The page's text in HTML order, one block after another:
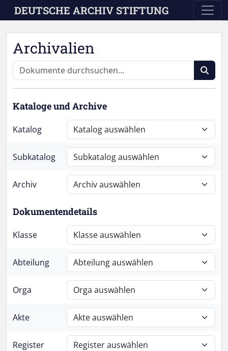
Skip to main content
DEUTSCHE ARCHIV STIFTUNG
Archivalien
Kataloge und Archive
Katalog
Subkatalog
Archiv
Dokumentendetails
Klasse
Abteilung
Orga
Akte
Register